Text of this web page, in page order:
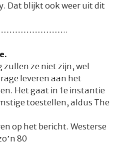
Dat blijkt ook weer uit dit
ze niet zijn, wel
leveren aan het
Het gaat in 1e instantie
toestellen, aldus The
op het bericht. Westerse
80